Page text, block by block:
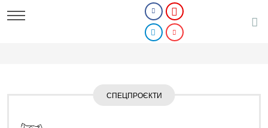
СПЕЦПРОЄКТИ